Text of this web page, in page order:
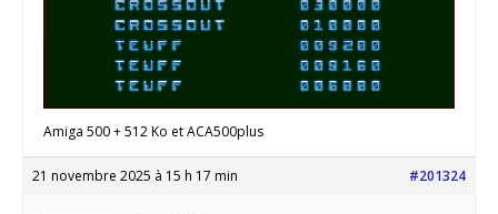
Amiga 500 + 512 Ko et ACA500plus
21 novembre 2025 à 15 h 17 min #201324